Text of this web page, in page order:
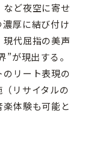
など夜空に寄せ
厚に結び付け
代屈指の美声
が現出する。
リート表現の
リサイタルの
体験も可能と